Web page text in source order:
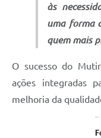
às
uma forma
quem mais
O sucesso do
ações integradas
melhoria da